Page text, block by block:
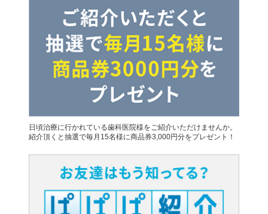
日頃治療に行かれている歯科医院様をご紹介いただけませんか。
紹介頂くと抽選で毎月15名様に商品券3,000円分をプレゼント！